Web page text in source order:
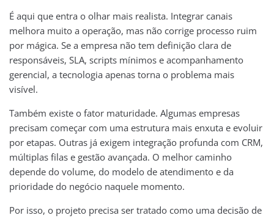
É aqui que entra o olhar mais realista. Integrar canais
melhora muito a operação, mas não corrige processo ruim
por mágica. Se a empresa não tem definição clara de
responsáveis, SLA, scripts mínimos e acompanhamento
gerencial, a tecnologia apenas torna o problema mais
visível.
Também existe o fator maturidade. Algumas empresas
precisam começar com uma estrutura mais enxuta e evoluir
por etapas. Outras já exigem integração profunda com CRM,
múltiplas filas e gestão avançada. O melhor caminho
depende do volume, do modelo de atendimento e da
prioridade do negócio naquele momento.
Por isso, o projeto precisa ser tratado como uma decisão de